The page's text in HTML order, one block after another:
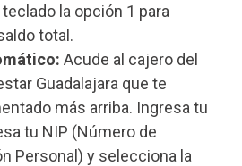
la opción 1 para
total.
Acude al cajero del
Guadalajara que te
más arriba. Ingresa tu
tu NIP (Número de
Personal) y selecciona la